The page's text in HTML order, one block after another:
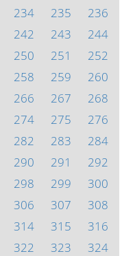
234 235
236
242 243
244
250 251
252
258 259
260
266 267
268
274 275
276
282 283
284
290 291
292
298 299
300
306 307
308
314 315
316
322 323
324